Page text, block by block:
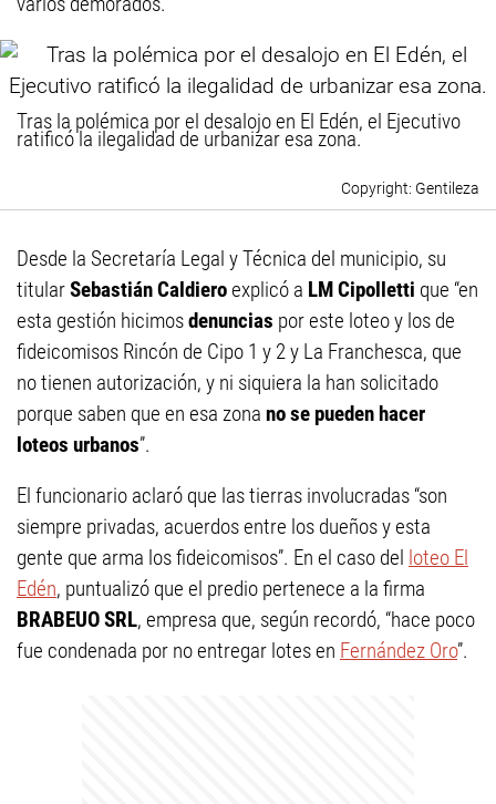
Tras la polémica por el desalojo en El Edén, el Ejecutivo
ratificó la ilegalidad de urbanizar esa zona.
Gentileza
Desde la Secretaría Legal y Técnica del municipio, su
titularSebastián Caldieroexplicó a LM Cipolletti que “en
esta gestión hicimosdenuncias por este loteo y los de
fideicomisos Rincón de Cipo 1 y 2 y La Franchesca, que
no tienen autorización, y ni siquiera la han solicitado
porque saben que en esa zona no se pueden hacer
loteos urbanos”.
El funcionario aclaró que las tierras involucradas “son
siempre privadas, acuerdos entre los dueños y esta
gente que arma los fideicomisos”. En el caso del loteo El
Edén, puntualizó que el predio pertenece a la firma
BRABEUO SRL, empresa que, según recordó, “hace poco
fue condenada por no entregar lotes en Fernández Oro”.